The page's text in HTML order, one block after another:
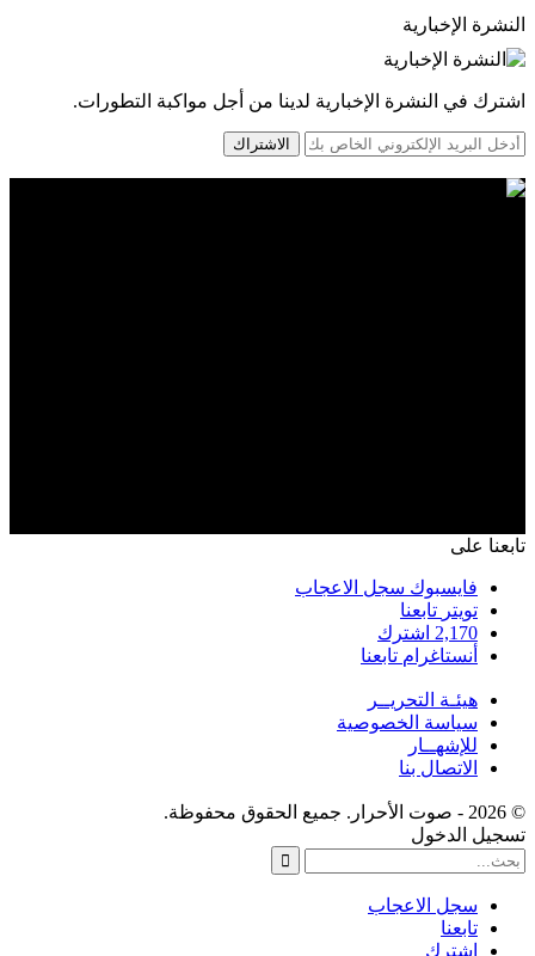
النشرة الإخبارية
اشترك في النشرة الإخبارية لدينا من أجل مواكبة التطورات.
الاشتراك
تابعنا على
فايسبوك سجل الاعجاب
تويتر تابعنا
2,170 اشترك
أنستاغرام تابعنا
هيئـة التحريــر
سياسة الخصوصية
للإشهــار
الاتصال بنا
© 2026 - صوت الأحرار. جميع الحقوق محفوظة.
تسجيل الدخول
سجل الاعجاب
تابعنا
اشترك